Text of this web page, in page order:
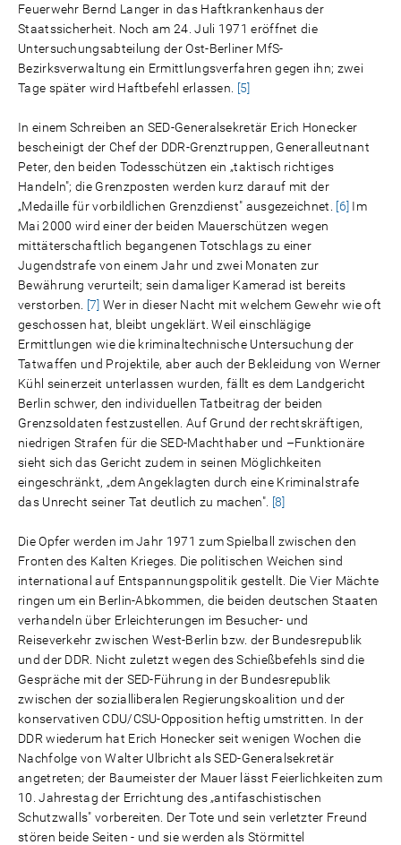
Feuerwehr Bernd Langer in das Haftkrankenhaus der
Staatssicherheit. Noch am 24. Juli 1971 eröffnet die
Untersuchungsabteilung der Ost-Berliner MfS-
Bezirksverwaltung ein Ermittlungsverfahren gegen ihn; zwei
Tage später wird Haftbefehl erlassen.
[5]
In einem Schreiben an SED-Generalsekretär Erich Honecker
bescheinigt der Chef der DDR-Grenztruppen, Generalleutnant
Peter, den beiden Todesschützen ein „taktisch richtiges
Handeln"; die Grenzposten werden kurz darauf mit der
„Medaille für vorbildlichen Grenzdienst" ausgezeichnet.
[6] Im
Mai 2000 wird einer der beiden Mauerschützen wegen
mittäterschaftlich begangenen Totschlags zu einer
Jugendstrafe von einem Jahr und zwei Monaten zur
Bewährung verurteilt; sein damaliger Kamerad ist bereits
verstorben.
[7] Wer in dieser Nacht mit welchem Gewehr wie oft
geschossen hat, bleibt ungeklärt. Weil einschlägige
Ermittlungen wie die kriminaltechnische Untersuchung der
Tatwaffen und Projektile, aber auch der Bekleidung von Werner
Kühl seinerzeit unterlassen wurden, fällt es dem Landgericht
Berlin schwer, den individuellen Tatbeitrag der beiden
Grenzsoldaten festzustellen. Auf Grund der rechtskräftigen,
niedrigen Strafen für die SED-Machthaber und –Funktionäre
sieht sich das Gericht zudem in seinen Möglichkeiten
eingeschränkt, „dem Angeklagten durch eine Kriminalstrafe
das Unrecht seiner Tat deutlich zu machen". [8]
Die Opfer werden im Jahr 1971 zum Spielball zwischen den
Fronten des Kalten Krieges. Die politischen Weichen sind
international auf Entspannungspolitik gestellt. Die Vier Mächte
ringen um ein Berlin-Abkommen, die beiden deutschen Staaten
verhandeln über Erleichterungen im Besucher- und
Reiseverkehr zwischen West-Berlin bzw. der Bundesrepublik
und der DDR. Nicht zuletzt wegen des Schießbefehls sind die
Gespräche mit der SED-Führung in der Bundesrepublik
zwischen der sozialliberalen Regierungskoalition und der
konservativen CDU/CSU-Opposition heftig umstritten. In der
DDR wiederum hat Erich Honecker seit wenigen Wochen die
Nachfolge von Walter Ulbricht als SED-Generalsekretär
angetreten; der Baumeister der Mauer lässt Feierlichkeiten zum
10. Jahrestag der Errichtung des „antifaschistischen
Schutzwalls" vorbereiten. Der Tote und sein verletzter Freund
stören beide Seiten - und sie werden als Störmittel